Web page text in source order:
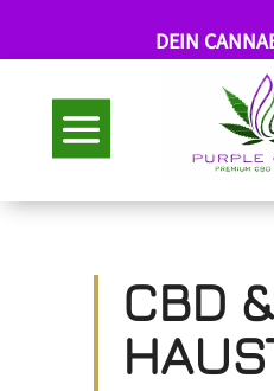
DEIN
Abholung nach Termin
CBD &